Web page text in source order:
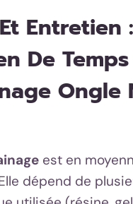
Entretien :
De
Ongle
est en
dépend de